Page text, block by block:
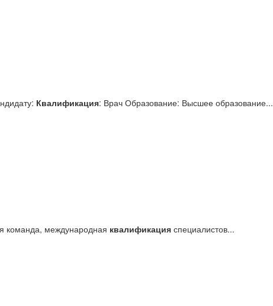
Квалификация: Врач Образование: Высшее образование...
команда, международная квалификация специалистов...